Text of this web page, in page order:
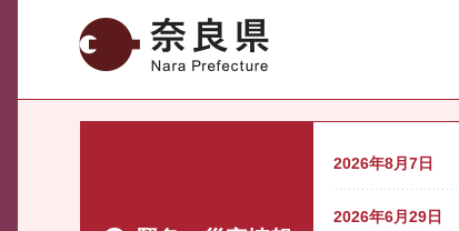
奈良県
2026年8月7日
2026年6月29日